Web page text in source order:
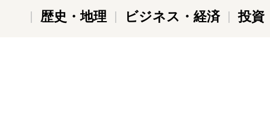
歴史・地理
ビジネス・経済 投資